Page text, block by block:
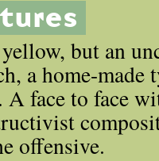
but an
a home-made
face to face
offensive.